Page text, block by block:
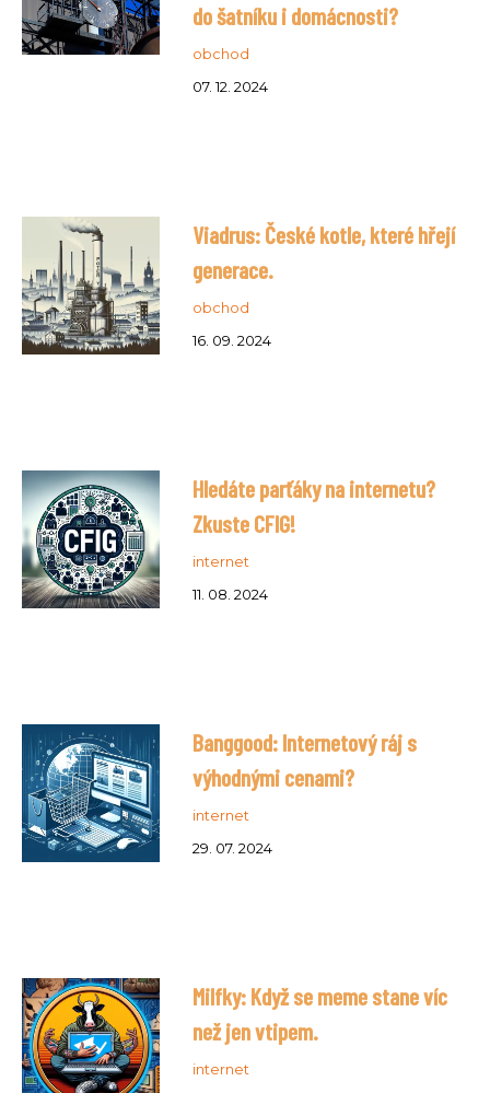
do šatníku i domácnosti?
obchod
07. 12. 2024
Viadrus: České kotle, které hřejí
generace.
obchod
16. 09. 2024
Hledáte parťáky na internetu?
Zkuste CFIG!
internet
11. 08. 2024
Banggood: Internetový ráj s
výhodnými cenami?
internet
29. 07. 2024
Milfky: Když se meme stane víc
než jen vtipem.
internet